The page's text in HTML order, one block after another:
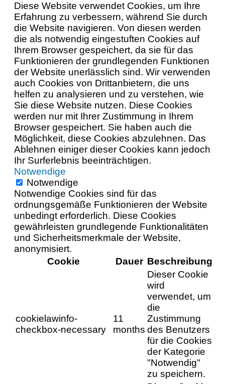
Diese Website verwendet Cookies, um Ihre
Erfahrung zu verbessern, während Sie durch
die Website navigieren. Von diesen werden
die als notwendig eingestuften Cookies auf
Ihrem Browser gespeichert, da sie für das
Funktionieren der grundlegenden Funktionen
der Website unerlässlich sind. Wir verwenden
auch Cookies von Drittanbietern, die uns
helfen zu analysieren und zu verstehen, wie
Sie diese Website nutzen. Diese Cookies
werden nur mit Ihrer Zustimmung in Ihrem
Browser gespeichert. Sie haben auch die
Möglichkeit, diese Cookies abzulehnen. Das
Ablehnen einiger dieser Cookies kann jedoch
Ihr Surferlebnis beeinträchtigen.
Notwendige
Notwendige
Notwendige Cookies sind für das
ordnungsgemäße Funktionieren der Website
unbedingt erforderlich. Diese Cookies
gewährleisten grundlegende Funktionalitäten
und Sicherheitsmerkmale der Website,
anonymisiert.
Cookie
Dauer Beschreibung
cookielawinfo-
checkbox-necessary
11
months
Dieser Cookie
wird
verwendet, um
die
Zustimmung
des Benutzers
für die Cookies
der Kategorie
"Notwendig"
zu speichern.